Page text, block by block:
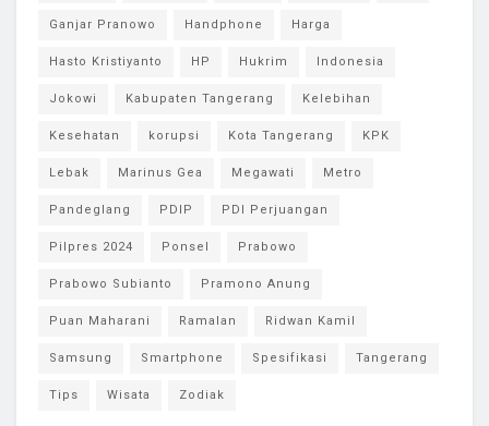
Ganjar Pranowo Handphone Harga
Hasto Kristiyanto HP Hukrim Indonesia
Jokowi Kabupaten Tangerang Kelebihan
Kesehatan korupsi Kota Tangerang KPK
Lebak Marinus Gea Megawati Metro
Pandeglang PDIP PDI Perjuangan
Pilpres 2024 Ponsel Prabowo
Prabowo Subianto Pramono Anung
Puan Maharani Ramalan Ridwan Kamil
Samsung Smartphone Spesifikasi Tangerang
Tips Wisata Zodiak